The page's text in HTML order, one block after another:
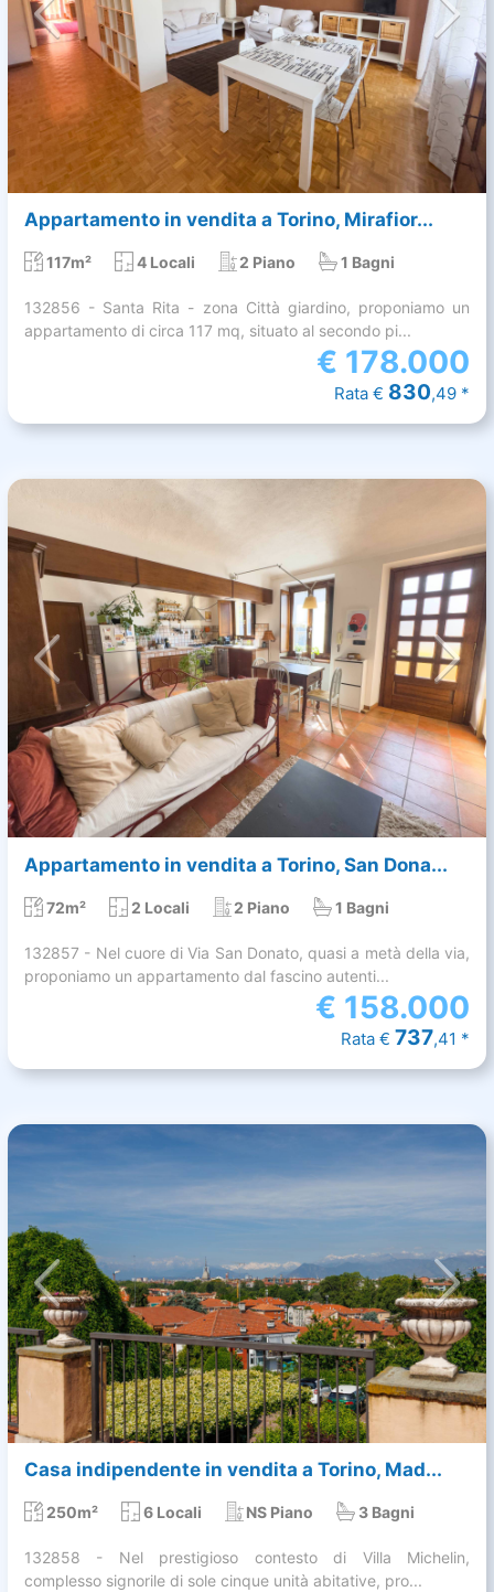
Appartamento in vendita a Torino, Mirafior...
117m² 4 Locali 2 Piano 1 Bagni
132856 - Santa Rita - zona Città giardino, proponiamo un
appartamento di circa 117 mq, situato al secondo pi...
€ 178.000
Rata € 830,49 *
Appartamento in vendita a Torino, San Dona...
72m² 2 Locali 2 Piano 1 Bagni
132857 - Nel cuore di Via San Donato, quasi a metà della via,
proponiamo un appartamento dal fascino autenti...
€ 158.000
Rata € 737,41 *
Casa indipendente in vendita a Torino, Mad...
250m² 6 Locali NS Piano 3 Bagni
132858 - Nel prestigioso contesto di Villa Michelin,
complesso signorile di sole cinque unità abitative, pro...